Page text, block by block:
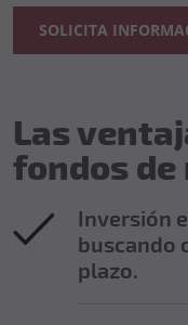
SOLICITA
Las
fondos
Inversión
buscando
plazo.